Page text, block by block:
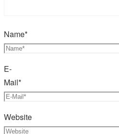
Name*
E-
Mail*
Website